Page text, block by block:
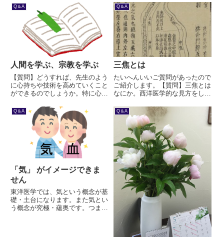
に体が弱い場合、それを強くする
方法はあるのか。東洋医学の考え
方をご紹介します。
Q＆A
人間を学ぶ、宗教を学ぶ
【質問】どうすれば、先生のよう
に心持ちや技術を高めていくこと
ができるのでしょうか。特に心持
か。なにか参考になる書籍などあ
りましたらお教えいただけますで
しょうか？
Q＆A
三焦とは
たいへんいいご質問があったので
ご紹介します。【質問】三焦とは
なにか。西洋医学的な見方をして
【回答】これは東洋医学でも見解
がまとまっていません。僕に分か
るだけのことしかお答えできませ
んが、やってみます。三焦は水の
流...
Q＆A
「気」 がイメージできま
せん
東洋医学では、気という概念が基
礎・土台になります。また気とい
う概念が究極・蘊奥です。つま
Q＆A